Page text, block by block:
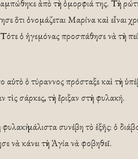
ἀπὸ τὴν ὀμορφιά της. Τὴν
ὅτι ὀνομάζεται Μαρίνα καὶ εἶναι
ὁ ἡγεμόνας προσπάθησε νὰ τὴν
αὐτὸ ὁ τύραννος πρόσταξε καὶ τὴν
τὶς σάρκες, τὴν ἔριξαν στὴν φυλακή.
μάλιστα συνέβη τὸ ἑξῆς: ὁ
νὰ κάνει τὴν Ἁγία νὰ φοβηθεῖ.